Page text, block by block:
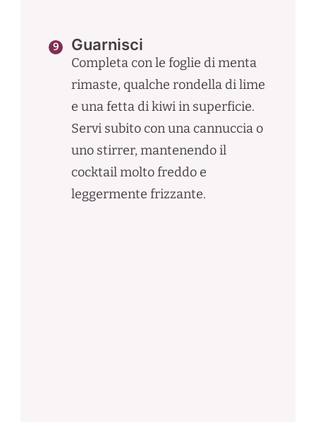
Guarnisci
Completa con le foglie di menta
rimaste, qualche rondella di lime
e una fetta di kiwi in superficie.
Servi subito con una cannuccia o
uno stirrer, mantenendo il
cocktail molto freddo e
leggermente frizzante.